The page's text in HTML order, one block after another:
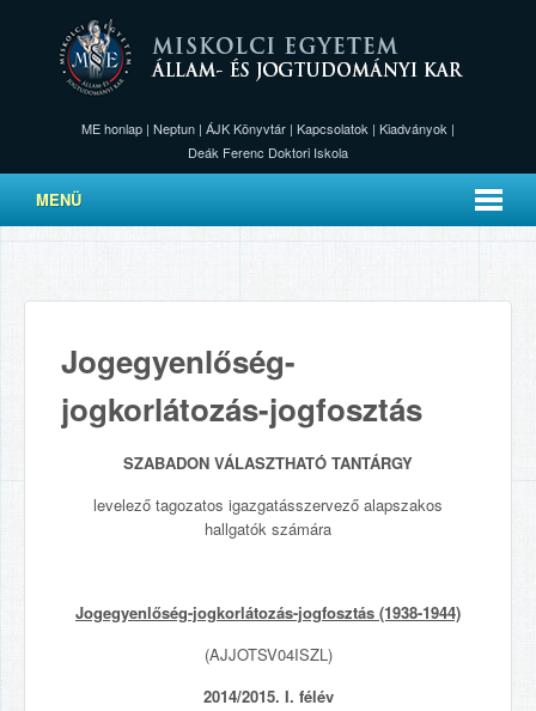
ME honlap | Neptun | ÁJK Könyvtár | Kapcsolatok | Kiadványok |
Deák Ferenc Doktori Iskola
MENÜ
Jogegyenlőség-
jogkorlátozás-jogfosztás
SZABADON VÁLASZTHATÓ TANTÁRGY
levelező tagozatos igazgatásszervező alapszakos
hallgatók számára
Jogegyenlőség-jogkorlátozás-jogfosztás (1938-1944)
(AJJOTSV04ISZL)
2014/2015. I. félév